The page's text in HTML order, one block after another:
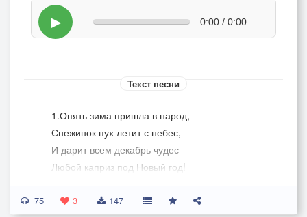
▶ 0:00 / 0:00
Текст песни
1.Опять зима пришла в народ,
Снежинок пух летит с небес,
И дарит всем декабрь чудес
Любой каприз под Новый год!
Суровых стуж звенит струна
Под камертон поющих вьюг.
75 3 147